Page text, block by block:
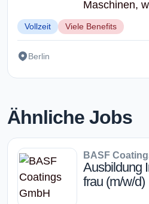
Maschinen,
Vollzeit Viele Benefits
Berlin
Ähnliche Jobs
BASF
Ausbildung
frau (m/w/d)